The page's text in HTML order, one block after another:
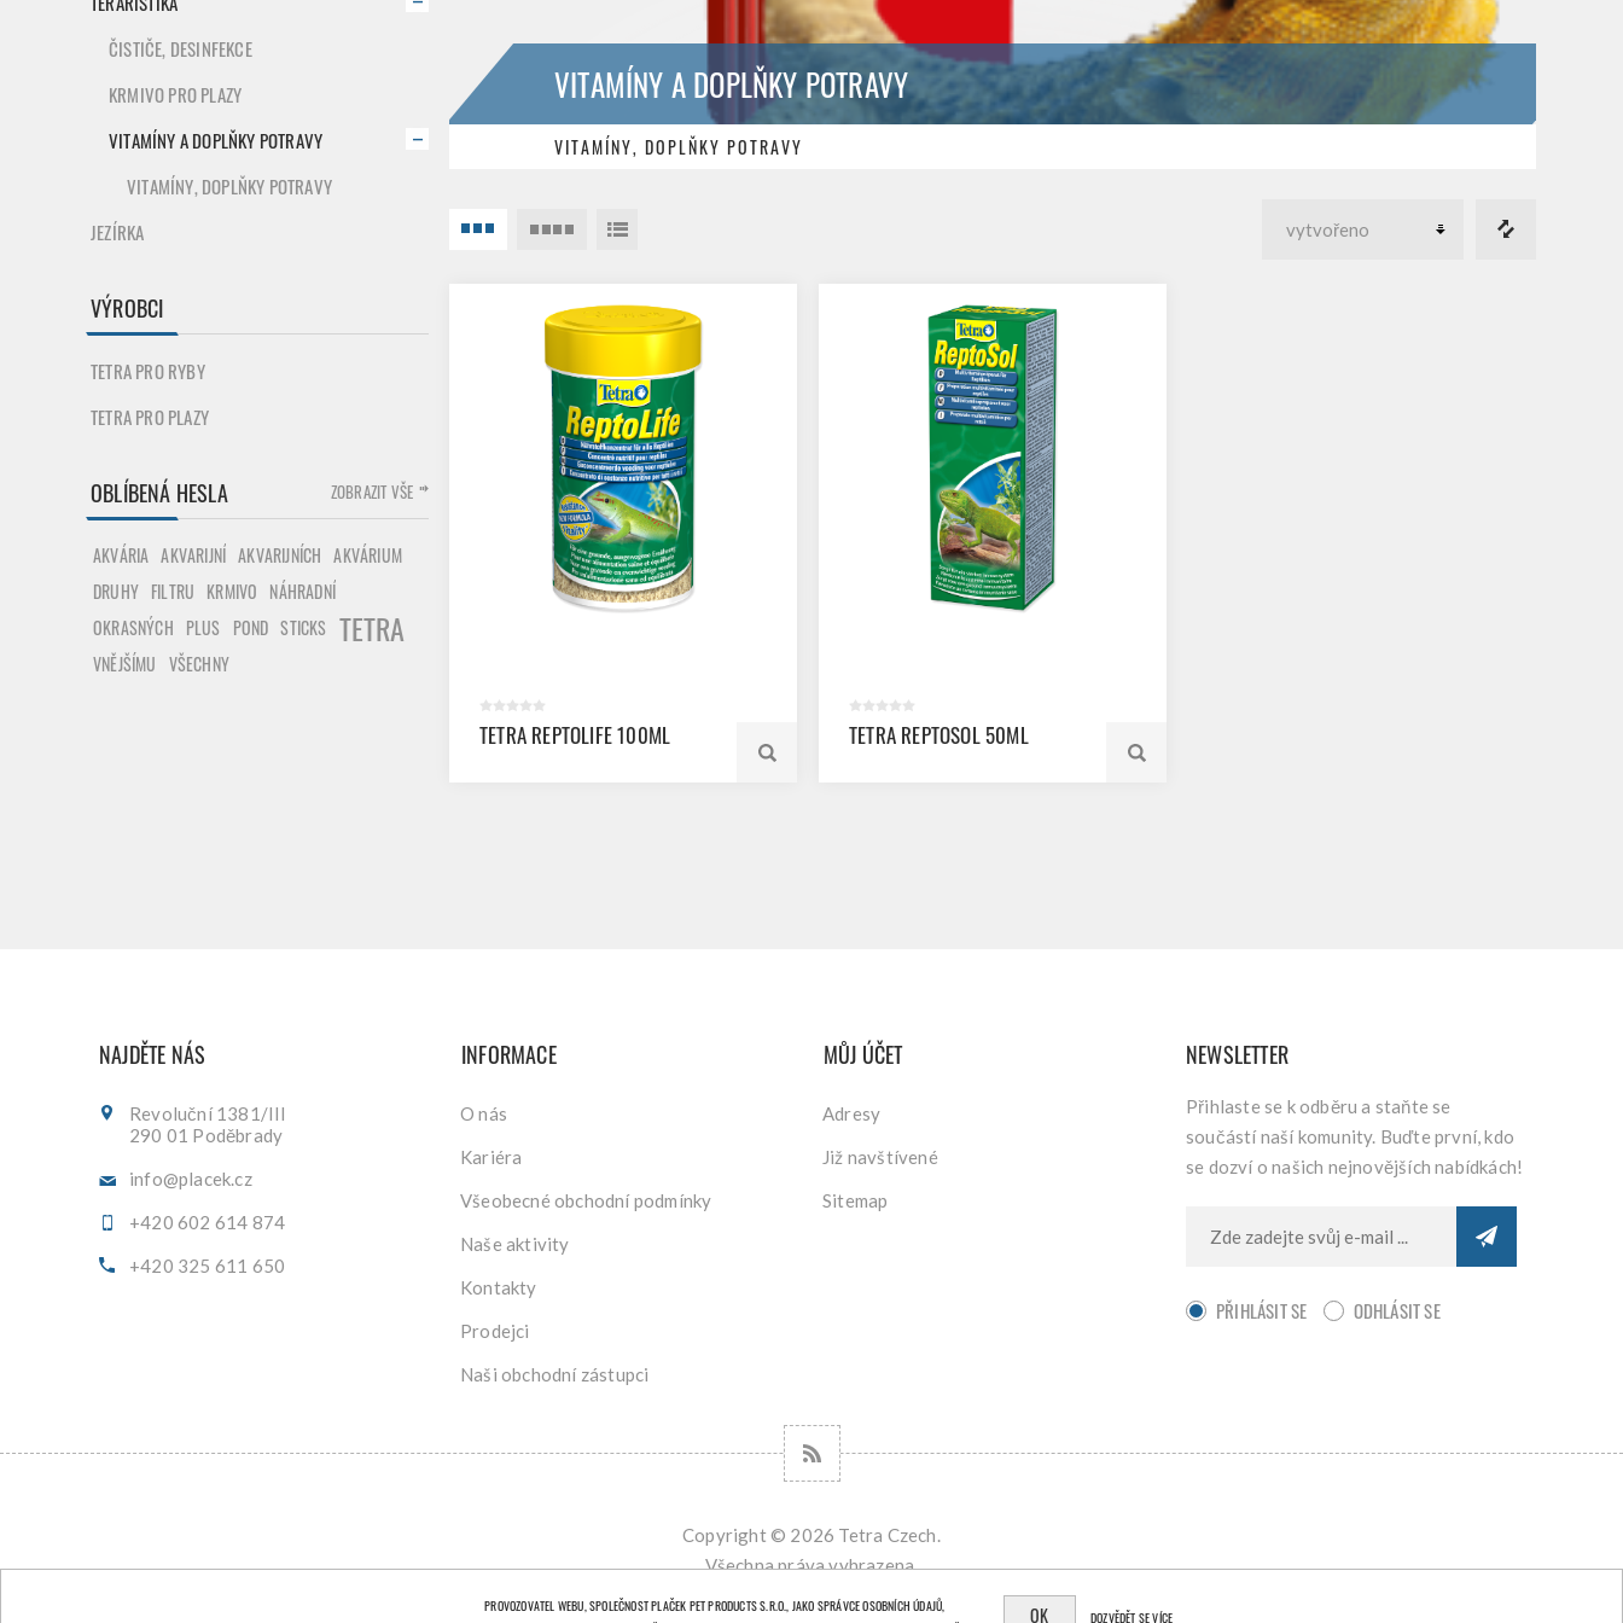
VITAMÍNY A DOPLŇKY POTRAVY
VITAMÍNY, DOPLŇKY POTRAVY
TETRA REPTOLIFE 100ML TETRA REPTOSOL 50ML
ČISTIČE, DESINFEKCE
KRMIVO PRO PLAZY
VITAMÍNY A DOPLŇKY POTRAVY
VITAMÍNY, DOPLŇKY POTRAVY
JEZÍRKA
VÝROBCI
TETRA PRO RYBY
TETRA PRO PLAZY
OBLÍBENÁ HESLA
AKVÁRIA AKVARIJNÍ AKVARIJNÍCH AKVÁRIUM
DRUHY FILTRU KRMIVO NÁHRADNÍ
OKRASNÝCH PLUS POND STICKS TETRA
VNĚJŠÍMU VŠECHNY
ZOBRAZIT VŠE
NAJDĚTE NÁS
Revoluční 1381/III
290 01 Poděbrady
info@placek.cz
+420 602 614 874
+420 325 611 650
INFORMACE
O nás
Kariéra
Všeobecné obchodní podmínky
Naše aktivity
Kontakty
Prodejci
Naši obchodní zástupci
MŮJ ÚČET
Adresy
Již navštívené
Sitemap
NEWSLETTER
Přihlaste se k odběru a staňte se
součástí naší komunity. Buďte první, kdo
se dozví o našich nejnovějších nabídkách!
PŘIHLÁSIT SE ODHLÁSIT SE
Copyright © 2026 Tetra Czech.
Všechna práva vyhrazena.
Powered by nopCommerce Designed byNop-Templates.com
PROVOZOVATEL WEBU, SPOLEČNOST PLAČEK PET PRODUCTS S.R.O., JAKO SPRÁVCE OSOBNÍCH ÚDAJŮ,
OK DOZVĚDĚT SE VÍCE